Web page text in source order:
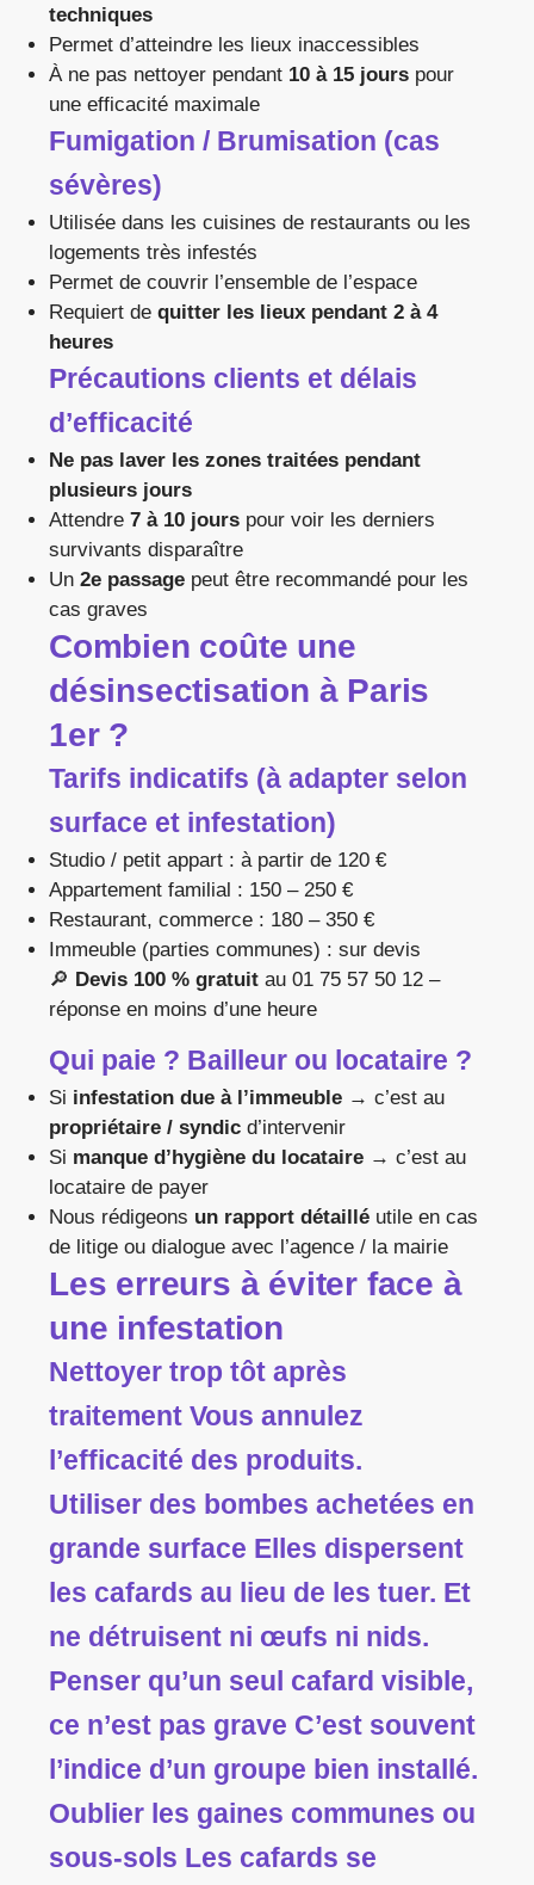
techniques
Permet d’atteindre les lieux inaccessibles
À ne pas nettoyer pendant 10 à 15 jours pour
une efficacité maximale
Fumigation / Brumisation (cas
sévères)
Utilisée dans les cuisines de restaurants ou les
logements très infestés
Permet de couvrir l’ensemble de l’espace
Requiert de quitter les lieux pendant 2 à 4
heures
Précautions clients et délais
d’efficacité
Ne pas laver les zones traitées pendant
plusieurs jours
Attendre 7 à 10 jours pour voir les derniers
survivants disparaître
Un 2e passage peut être recommandé pour les
cas graves
Combien coûte une
désinsectisation à Paris
1er ?
Tarifs indicatifs (à adapter selon
surface et infestation)
Studio / petit appart : à partir de 120 €
Appartement familial : 150 – 250 €
Restaurant, commerce : 180 – 350 €
Immeuble (parties communes) : sur devis
🔎 Devis 100 % gratuit au 01 75 57 50 12 –
réponse en moins d’une heure
Qui paie ? Bailleur ou locataire ?
Si infestation due à l’immeuble → c’est au
propriétaire / syndic d’intervenir
Si manque d’hygiène du locataire → c’est au
locataire de payer
Nous rédigeons un rapport détaillé utile en cas
de litige ou dialogue avec l’agence / la mairie
Les erreurs à éviter face à
une infestation
Nettoyer trop tôt après
traitement Vous annulez
l’efficacité des produits.
Utiliser des bombes achetées en
grande surface Elles dispersent
les cafards au lieu de les tuer. Et
ne détruisent ni œufs ni nids.
Penser qu’un seul cafard visible,
ce n’est pas grave C’est souvent
l’indice d’un groupe bien installé.
Oublier les gaines communes ou
sous-sols Les cafards se